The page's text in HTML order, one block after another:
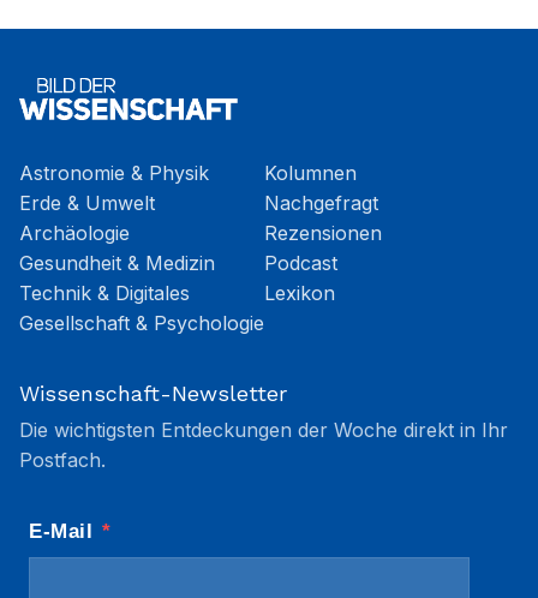
Astronomie & Physik
Erde & Umwelt
Archäologie
Gesundheit & Medizin
Technik & Digitales
Gesellschaft & Psychologie
Kolumnen
Nachgefragt
Rezensionen
Podcast
Lexikon
Wissenschaft-Newsletter
Die wichtigsten Entdeckungen der Woche direkt in Ihr
Postfach.